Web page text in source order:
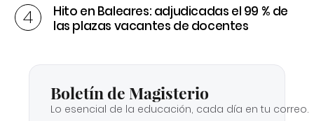
Hito en Baleares: adjudicadas el 99 % de
las plazas vacantes de docentes
Boletín de Magisterio
Lo esencial de la educación, cada día en tu correo.